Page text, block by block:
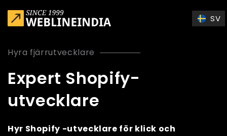
SV
Hyra fjärrutvecklare
Expert Shopify-
utvecklare
Hyr Shopify -utvecklare för klick och